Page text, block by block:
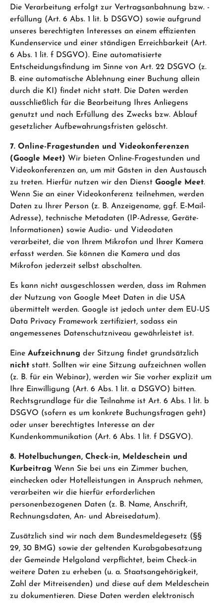
Die Verarbeitung erfolgt zur Vertragsanbahnung bzw. -
erfüllung (Art. 6 Abs. 1 lit. b DSGVO) sowie aufgrund
unseres berechtigten Interesses an einem effizienten
Kundenservice und einer ständigen Erreichbarkeit (Art.
6 Abs. 1 lit. f DSGVO). Eine automatisierte
Entscheidungsfindung im Sinne von Art. 22 DSGVO (z.
B. eine automatische Ablehnung einer Buchung allein
durch die KI) findet nicht statt. Die Daten werden
ausschließlich für die Bearbeitung Ihres Anliegens
genutzt und nach Erfüllung des Zwecks bzw. Ablauf
gesetzlicher Aufbewahrungsfristen gelöscht.
7. Online-Fragestunden und Videokonferenzen
(Google Meet) Wir bieten Online-Fragestunden und
Videokonferenzen an, um mit Gästen in den Austausch
zu treten. Hierfür nutzen wir den Dienst Google Meet.
Wenn Sie an einer Videokonferenz teilnehmen, werden
Daten zu Ihrer Person (z. B. Anzeigename, ggf. E-Mail-
Adresse), technische Metadaten (IP-Adresse, Geräte-
Informationen) sowie Audio- und Videodaten
verarbeitet, die von Ihrem Mikrofon und Ihrer Kamera
erfasst werden. Sie können die Kamera und das
Mikrofon jederzeit selbst abschalten.
Es kann nicht ausgeschlossen werden, dass im Rahmen
der Nutzung von Google Meet Daten in die USA
übermittelt werden. Google ist jedoch unter dem EU-US
Data Privacy Framework zertifiziert, sodass ein
angemessenes Datenschutzniveau gewährleistet ist.
Eine Aufzeichnung der Sitzung findet grundsätzlich
nicht statt. Sollten wir eine Sitzung aufzeichnen wollen
(z. B. für ein Webinar), werden wir Sie vorher explizit um
Ihre Einwilligung (Art. 6 Abs. 1 lit. a DSGVO) bitten.
Rechtsgrundlage für die Teilnahme ist Art. 6 Abs. 1 lit. b
DSGVO (sofern es um konkrete Buchungsfragen geht)
oder unser berechtigtes Interesse an der
Kundenkommunikation (Art. 6 Abs. 1 lit. f DSGVO).
8. Hotelbuchungen, Check-in, Meldeschein und
Kurbeitrag Wenn Sie bei uns ein Zimmer buchen,
einchecken oder Hotelleistungen in Anspruch nehmen,
verarbeiten wir die hierfür erforderlichen
personenbezogenen Daten (z. B. Name, Anschrift,
Rechnungsdaten, An- und Abreisedatum).
Zusätzlich sind wir nach dem Bundesmeldegesetz (§§
29, 30 BMG) sowie der geltenden Kurabgabesatzung
der Gemeinde Helgoland verpflichtet, beim Check-in
weitere Daten zu erheben (u. a. Staatsangehörigkeit,
Zahl der Mitreisenden) und diese auf dem Meldeschein
zu dokumentieren. Diese Daten werden elektronisch